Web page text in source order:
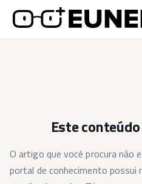
Este
O artigo que você procura não
portal de conhecimento possui